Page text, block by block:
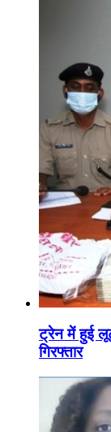
ट्रेन में हुई
गिरफ्तार